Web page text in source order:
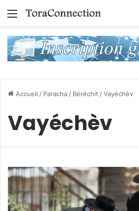
Menu
Accueil / Paracha / Béréchit /Vayéchèv
Vayéchèv